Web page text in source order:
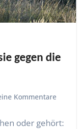
gegen die
Kommentare
oder gehört: